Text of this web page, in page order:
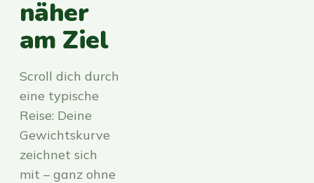
näher
am Ziel
Scroll dich durch
eine typische
Reise: Deine
Gewichtskurve
zeichnet sich
mit – ganz ohne